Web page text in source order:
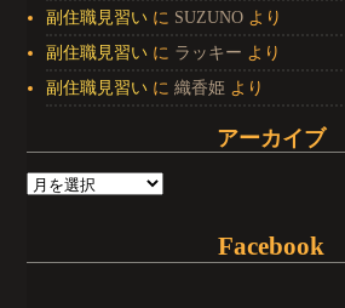
副住職見習い に SUZUNO より
副住職見習い に ラッキー より
副住職見習い に織香姫 より
アーカイブ
Facebook